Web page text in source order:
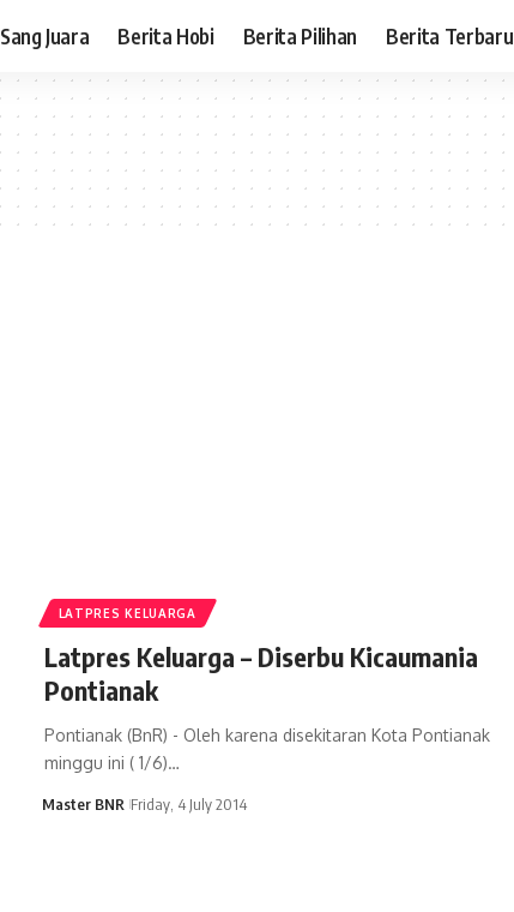
Sang Juara Berita Hobi Berita Pilihan Berita Terbaru
LATPRES KELUARGA
Latpres Keluarga – Diserbu Kicaumania
Pontianak
Pontianak (BnR) - Oleh karena disekitaran Kota Pontianak
minggu ini ( 1/6)…
Master BNR Friday, 4 July 2014